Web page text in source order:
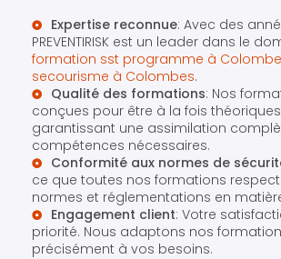
Expertise reconnue: Avec des
PREVENTIRISK est un leader dans le
formation sst programme à
secourisme à Colombes.
Qualité des formations: Nos
conçues pour être à la fois
garantissant une assimilation
compétences nécessaires.
Conformité aux normes de
ce que toutes nos formations
normes et réglementations en
Engagement client: Votre
priorité. Nous adaptons nos
précisément à vos besoins.